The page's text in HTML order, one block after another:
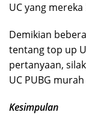
UC yang
Demikian
tentang top up
pertanyaan,
UC PUBG
Kesimpulan